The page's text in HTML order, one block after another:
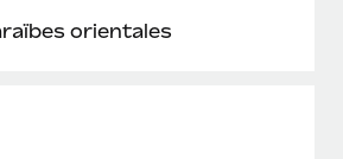
orientales